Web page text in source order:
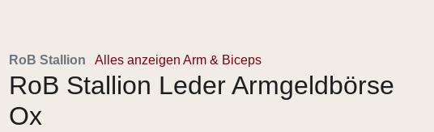
RoB Stallion Alles anzeigen Arm & Biceps
RoB Stallion Leder Armgeldbörse
Ox